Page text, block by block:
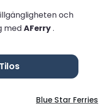
och
medAFerry.
Blue Star Ferries